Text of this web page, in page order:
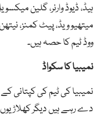
ہیڈ، ڈیوڈ وارنر، گلین
میتھیو ویڈ، پیٹ کمنز،
ووڈ ٹیم کا حصہ ہیں۔
نمیبیا کا سکواڈ
نمیبیا کی ٹیم کی کپتانی
دے رہے ہیں دیگر